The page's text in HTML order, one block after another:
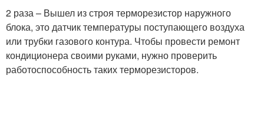
2 раза – Вышел из строя терморезистор наружного
блока, это датчик температуры поступающего воздуха
или трубки газового контура. Чтобы провести ремонт
кондиционера своими руками, нужно проверить
работоспособность таких терморезисторов.